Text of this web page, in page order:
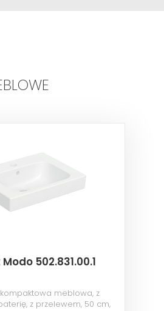
502.831.00.1
meblowa, z
z przelewem, 50 cm,